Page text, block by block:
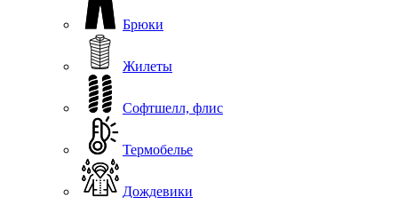
Брюки
Жилеты
Софтшелл, флис
Термобелье
Дождевики